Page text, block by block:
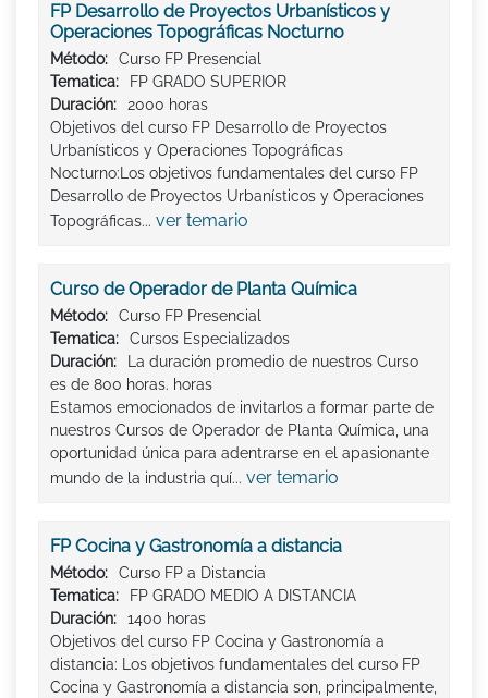
FP Desarrollo de Proyectos Urbanísticos y
Operaciones Topográficas Nocturno
Método:
Curso FP Presencial
Tematica:
FP GRADO SUPERIOR
Duración:
2000 horas
Objetivos del curso FP Desarrollo de Proyectos
Urbanísticos y Operaciones Topográficas
Nocturno:Los objetivos fundamentales del curso FP
Desarrollo de Proyectos Urbanísticos y Operaciones
Topográficas... ver temario
Curso de Operador de Planta Química
Método:
Curso FP Presencial
Tematica:
Cursos Especializados
Duración:
La duración promedio de nuestros Curso
es de 800 horas. horas
Estamos emocionados de invitarlos a formar parte de
nuestros Cursos de Operador de Planta Química, una
oportunidad única para adentrarse en el apasionante
mundo de la industria quí... ver temario
FP Cocina y Gastronomía a distancia
Método:
Curso FP a Distancia
Tematica:
FP GRADO MEDIO A DISTANCIA
Duración:
1400 horas
Objetivos del curso FP Cocina y Gastronomía a
distancia: Los objetivos fundamentales del curso FP
Cocina y Gastronomía a distancia son, principalmente,